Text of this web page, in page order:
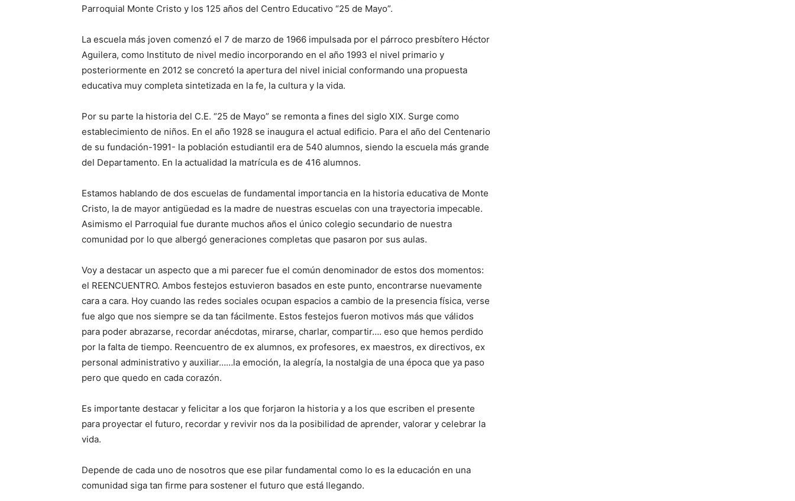
Parroquial Monte Cristo y los 125 años del Centro Educativo “25 de Mayo”.
La escuela más joven comenzó el 7 de marzo de 1966 impulsada por el párroco presbítero Héctor
Aguilera, como Instituto de nivel medio incorporando en el año 1993 el nivel primario y
posteriormente en 2012 se concretó la apertura del nivel inicial conformando una propuesta
educativa muy completa sintetizada en la fe, la cultura y la vida.
Por su parte la historia del C.E. “25 de Mayo” se remonta a fines del siglo XIX. Surge como
establecimiento de niños. En el año 1928 se inaugura el actual edificio. Para el año del Centenario
de su fundación-1991- la población estudiantil era de 540 alumnos, siendo la escuela más grande
del Departamento. En la actualidad la matrícula es de 416 alumnos.
Estamos hablando de dos escuelas de fundamental importancia en la historia educativa de Monte
Cristo, la de mayor antigüedad es la madre de nuestras escuelas con una trayectoria impecable.
Asimismo el Parroquial fue durante muchos años el único colegio secundario de nuestra
comunidad por lo que albergó generaciones completas que pasaron por sus aulas.
Voy a destacar un aspecto que a mi parecer fue el común denominador de estos dos momentos:
el REENCUENTRO. Ambos festejos estuvieron basados en este punto, encontrarse nuevamente
cara a cara. Hoy cuando las redes sociales ocupan espacios a cambio de la presencia física, verse
fue algo que nos siempre se da tan fácilmente. Estos festejos fueron motivos más que válidos
para poder abrazarse, recordar anécdotas, mirarse, charlar, compartir…. eso que hemos perdido
por la falta de tiempo. Reencuentro de ex alumnos, ex profesores, ex maestros, ex directivos, ex
personal administrativo y auxiliar……la emoción, la alegría, la nostalgia de una época que ya paso
pero que quedo en cada corazón.
Es importante destacar y felicitar a los que forjaron la historia y a los que escriben el presente
para proyectar el futuro, recordar y revivir nos da la posibilidad de aprender, valorar y celebrar la
vida.
Depende de cada uno de nosotros que ese pilar fundamental como lo es la educación en una
comunidad siga tan firme para sostener el futuro que está llegando.